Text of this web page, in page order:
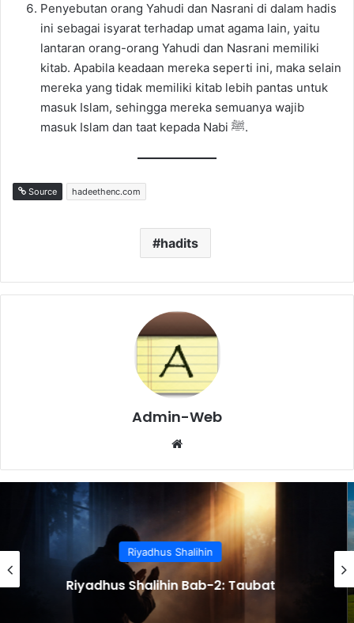
Penyebutan orang Yahudi dan Nasrani di dalam hadis
ini sebagai isyarat terhadap umat agama lain, yaitu
lantaran orang-orang Yahudi dan Nasrani memiliki
kitab. Apabila keadaan mereka seperti ini, maka selain
mereka yang tidak memiliki kitab lebih pantas untuk
masuk Islam, sehingga mereka semuanya wajib
masuk Islam dan taat kepada Nabi ﷺ.
Source hadeethenc.com
hadits
Admin-Web
Riyadhus Shalihin
Riyadhus Shalihin Bab-1: Ikhlas dan
Menghadirkan Niat dalam Setiap
Perbuatan dan Ucapan